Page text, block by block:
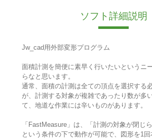
ソフト詳細説明
Jw_cad用外部変形プログラム
面積計測を簡便に素早く行いたいというニ
らなと思います。
通常、面積の計測は全ての頂点を選択する
が、計測する対象が複雑であったり数が多
て、地道な作業には辛いものがあります。
「FastMeasure」は、「計測の対象が閉じ
という条件の下で動作が可能で、図形を1